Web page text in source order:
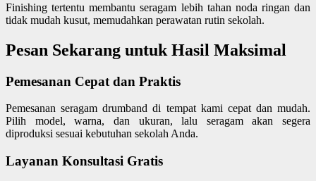
Finishing tertentu membantu seragam lebih tahan noda ringan dan
tidak mudah kusut, memudahkan perawatan rutin sekolah.
Pesan Sekarang untuk Hasil Maksimal
Pemesanan Cepat dan Praktis
Pemesanan seragam drumband di tempat kami cepat dan mudah.
Pilih model, warna, dan ukuran, lalu seragam akan segera
diproduksi sesuai kebutuhan sekolah Anda.
Layanan Konsultasi Gratis